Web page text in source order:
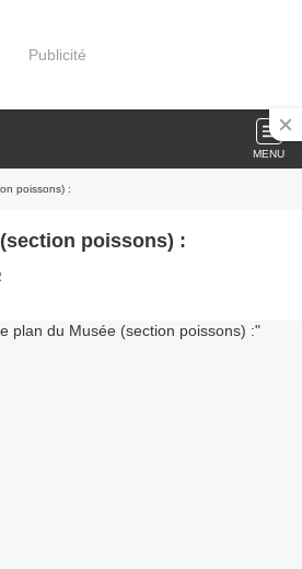
Publicité
MENU
poissons) :
poissons) :